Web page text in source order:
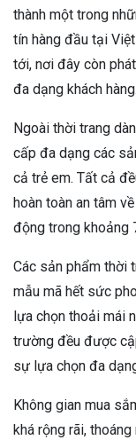
thành một trong
tín hàng đầu tại
tới, nơi đây còn
đa dạng khách hàng.
Ngoài thời trang
cấp đa dạng các
cả trẻ em. Tất cả
hoàn toàn an tâm
động trong khoảng
Các sản phẩm thời
mẫu mã hết sức
lựa chọn thoải mái
trường đều được
sự lựa chọn đa
Không gian mua
khá rộng rãi,